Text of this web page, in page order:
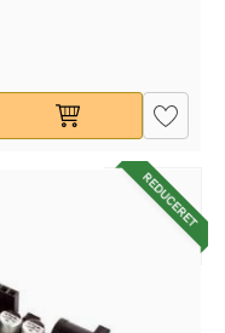
REDUCERET